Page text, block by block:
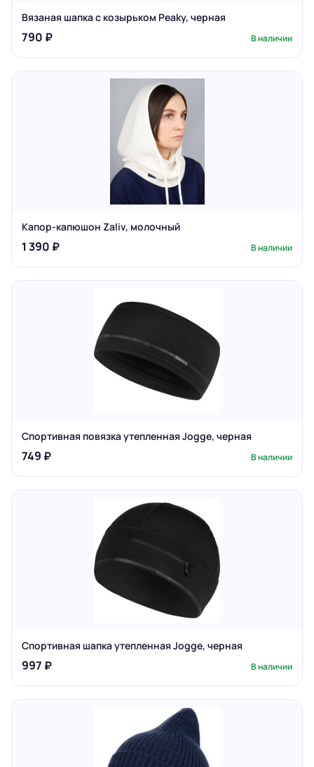
Вязаная шапка с козырьком Peaky, черная
790 ₽ В наличии
Капор-капюшон Zaliv, молочный
1 390 ₽ В наличии
Спортивная повязка утепленная Jogge, черная
749 ₽ В наличии
Спортивная шапка утепленная Jogge, черная
997 ₽ В наличии